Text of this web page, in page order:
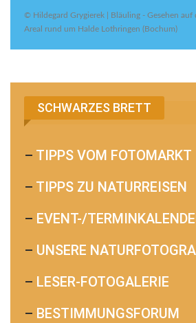
© Hildegard Grygierek | Bläuling - Gesehen auf
Areal rund um Halde Lothringen (Bochum)
SCHWARZES BRETT
– TIPPS VOM FOTOMARKT
– TIPPS ZU NATURREISEN
– EVENT-/
– UNSERE
– LESER-FOTOGALERIE
– BESTIMMUNGSFORUM